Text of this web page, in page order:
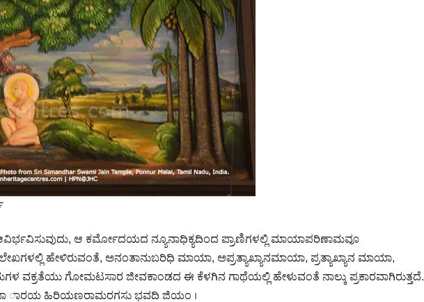
ಆ ಕರ್ಮೋದಯದ ನ್ಯೂನಾಧಿಕ್ಯದಿಂದ ಪ್ರಾಣಿಗಳಲ್ಲಿ ಮಾಯಾಪರಿಣಾಮವೂ
ಹೇಳಿರುವಂತೆ, ಅನಂತಾನುಬರಿಧಿ ಮಾಯಾ, ಅಪ್ರತ್ಯಾಖ್ಯಾನಮಾಯಾ, ಪ್ರತ್ಯಾಖ್ಯಾನ ಮಾಯಾ,
ವಕ್ರತೆಯು ಗೋಮಟಸಾರ ಜೀವಕಾಂಡದ ಈ ಕೆಳಗಿನ ಗಾಥೆಯಲ್ಲಿ ಹೇಳುವಂತೆ ನಾಲ್ಕು ಪ್ರಕಾರವಾಗಿರುತ್ತದೆ.
ಾರಯ ಹಿರಿಯಣರಾಮರಗಸು ಭವದಿ ಜಿಯಂ ।